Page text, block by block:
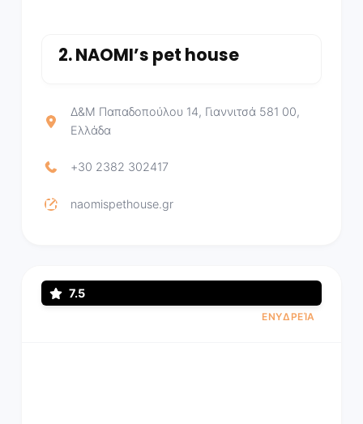
2.NAOMI’s pet house
Δ&Μ Παπαδοπούλου 14, Γιαννιτσά 581 00,
Ελλάδα
+30 2382 302417
naomispethouse.gr
7.5
ΕΝΥΔΡΕΊΑ